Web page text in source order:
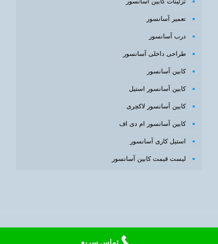
تعمیر آسانسور
درب آسانسور
طراحی داخلی آسانسور
کابین آسانسور
کابین آسانسور استیل
کابین آسانسور لاکچری
کابین آسانسور ام دی اف
استیل کاری آسانسور
لیست قیمت کابین آسانسور
تماس سریع